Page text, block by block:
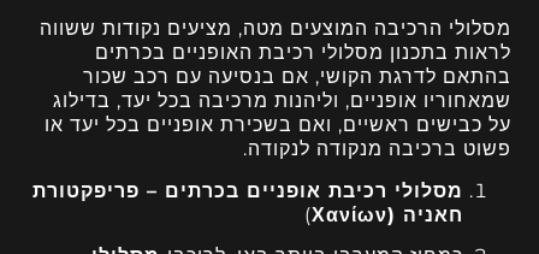
מסלולי הרכיבה המוצעים מטה, מציעים נקודות ששווה
לראות בתכנון מסלולי רכיבת האופניים בכרתים
בהתאם לדרגת הקושי, אם בנסיעה עם רכב שכור
שמאחוריו אופניים, וליהנות מרכיבה בכל יעד, בדילוג
על כבישים ראשיים, ואם בשכירת אופניים בכל יעד או
פשוט ברכיבה מנקודה לנקודה.
מסלולי רכיבת אופניים בכרתים – פריפקטורת
חאניה (Χανίων
)